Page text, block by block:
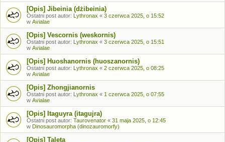
[Opis] Jibeinia (dżibeinia)
Ostatni post autor: Lythronax « 3 czerwca 2025, o 15:52
w Avialae
[Opis] Vescornis (weskornis)
Ostatni post autor: Lythronax « 3 czerwca 2025, o 15:51
w Avialae
[Opis] Huoshanornis (huoszanornis)
Ostatni post autor: Lythronax « 2 czerwca 2025, o 08:25
w Avialae
[Opis] Zhongjianornis
Ostatni post autor: Lythronax « 1 czerwca 2025, o 07:55
w Avialae
[Opis] Itaguyra (itagujra)
Ostatni post autor: Taurovenator « 31 maja 2025, o 12:45
w Dinosauromorpha (dinozauromorfy)
[Opis] Taleta